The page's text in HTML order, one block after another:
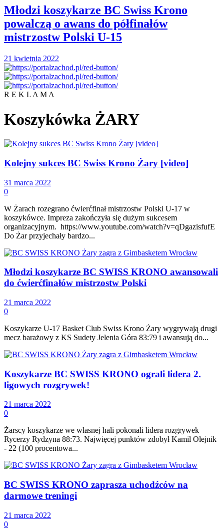
Młodzi koszykarze BC Swiss Krono
powalczą o awans do półfinałów
mistrzostw Polski U-15
21 kwietnia 2022
R E K L A M A
Koszykówka ŻARY
Kolejny sukces BC Swiss Krono Żary [video]
31 marca 2022
0
W Żarach rozegrano ćwierćfinał mistrzostw Polski U-17 w
koszykówce. Impreza zakończyła się dużym sukcesem
organizacyjnym. https://www.youtube.com/watch?v=qDgazisfufE
Do Żar przyjechały bardzo...
Młodzi koszykarze BC SWISS KRONO awansowali
do ćwierćfinałów mistrzostw Polski
21 marca 2022
0
Koszykarze U-17 Basket Club Swiss Krono Żary wygrywają drugi
mecz barażowy z KS Sudety Jelenia Góra 83:79 i awansują do...
Koszykarze BC SWISS KRONO ograli lidera 2.
ligowych rozgrywek!
21 marca 2022
0
Żarscy koszykarze we własnej hali pokonali lidera rozgrywek
Rycerzy Rydzyna 88:73. Najwięcej punktów zdobył Kamil Olejnik
- 22 (100 procentowa...
BC SWISS KRONO zaprasza uchodźców na
darmowe treningi
21 marca 2022
0